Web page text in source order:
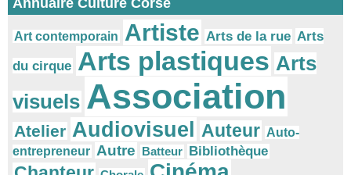
Annuaire Culture Corse
Art contemporain Artiste Arts de la rue Arts
du cirque Arts plastiques Arts
visuels Association
Atelier Audiovisuel Auteur Auto-
entrepreneur Autre Batteur Bibliothèque